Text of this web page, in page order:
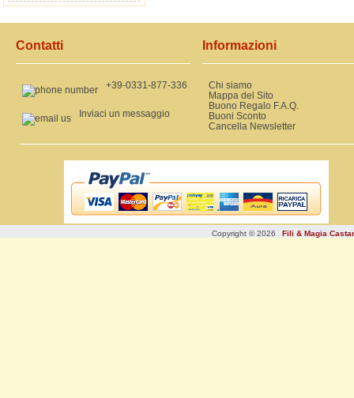
Contatti
+39-0331-877-336
Inviaci un messaggio
Informazioni
Chi siamo
Mappa del Sito
Buono Regalo F.A.Q.
Buoni Sconto
Cancella Newsletter
Copyright © 2026 Fili & Magia